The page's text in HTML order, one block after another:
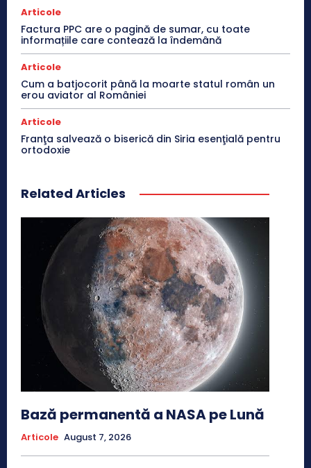
Articole
Factura PPC are o pagină de sumar, cu toate
informațiile care contează la îndemână
Articole
Cum a batjocorit până la moarte statul român un
erou aviator al României
Articole
Franţa salvează o biserică din Siria esenţială pentru
ortodoxie
Related Articles
Bază permanentă a NASA pe Lună
Articole August 7, 2026